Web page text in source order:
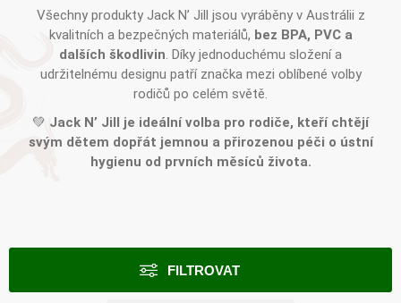
Všechny produkty Jack N’ Jill jsou vyráběny v Austrálii z
kvalitních a bezpečných materiálů, bez BPA, PVC a
dalších škodlivin. Díky jednoduchému složení a
udržitelnému designu patří značka mezi oblíbené volby
rodičů po celém světě.
💚 Jack N’ Jill je ideální volba pro rodiče, kteří chtějí
svým dětem dopřát jemnou a přirozenou péči o ústní
hygienu od prvních měsíců života.
FILTROVAT